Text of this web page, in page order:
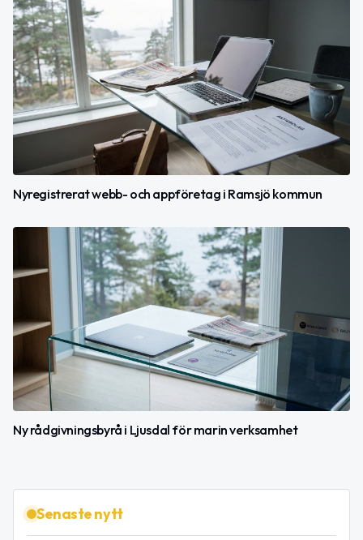
Nyregistrerat webb- och appföretag i Ramsjö kommun
Ny rådgivningsbyrå i Ljusdal för marin verksamhet
Senaste nytt